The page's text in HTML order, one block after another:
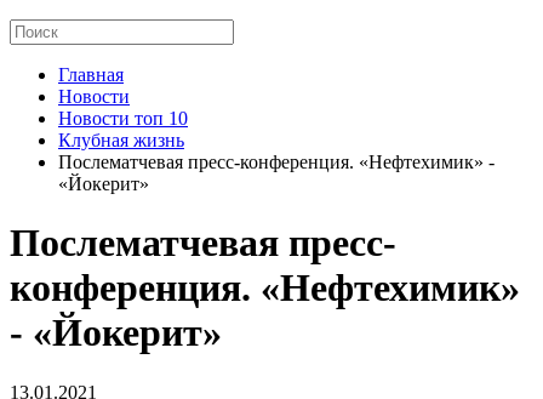
Главная
Новости
Новости топ 10
Клубная жизнь
Послематчевая пресс-конференция. «Нефтехимик» -
«Йокерит»
Послематчевая пресс-
конференция. «Нефтехимик»
- «Йокерит»
13.01.2021